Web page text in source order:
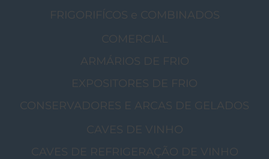
FRIGORIFÍCOS e COMBINADOS
COMERCIAL
ARMÁRIOS DE FRIO
EXPOSITORES DE FRIO
CONSERVADORES E ARCAS DE GELADOS
CAVES DE VINHO
CAVES DE REFRIGERAÇÃO DE VINHO